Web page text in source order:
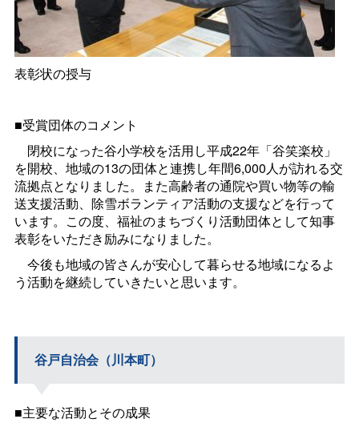
表彰状の授与
■受賞団体のコメント
閉校になった谷小学校を活用し平成22年「谷笑楽校」
を開校、地域の13の団体と連携し年間6,000人が訪れる交
流拠点となりました。また高齢者の通院や買い物等の輸
送支援活動、除雪ボランティア活動の支援などを行って
います。この度、福祉のまちづくり活動団体として知事
表彰をいただき励みになりました。
今後も地域の皆さんが安心して暮らせる地域になるよ
う活動を継続していきたいと思います。
谷戸自治会（川本町）
■主要な活動とその成果